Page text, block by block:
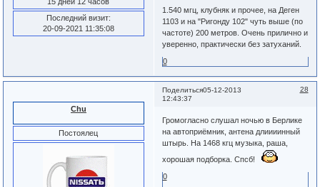
15 дней 12 часов
Последний визит:
20-09-2021 11:35:08
1.540 мгц, клубняк и прочее, на Деген
1103 и на "Ригонду 102" чуть выше (по
частоте) 200 метров. Очень прилично и
уверенно, практически без затуханий.
0
Поделиться 28
05-12-2013
12:43:37
Chu
Постоялец
Громогласно слушал ночью в Берлике
на автоприёмник, антена длиииинный
штырь. На 1468 кгц музыка, раша,
хорошая подборка. Спсб!
0